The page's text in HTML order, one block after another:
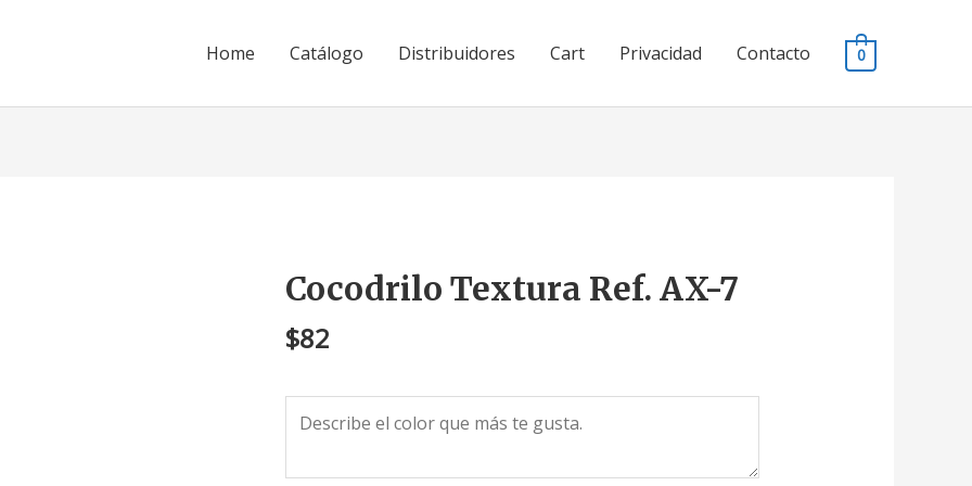
Home Catálogo Distribuidores Cart Privacidad Contacto 0
Cocodrilo Textura Ref. AX-7
$82
Cocodrilo
Textura
Ref.
cantidad